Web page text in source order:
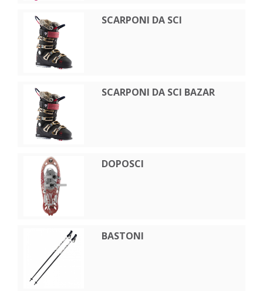
SCARPONI DA SCI
SCARPONI DA SCI BAZAR
DOPOSCI
BASTONI